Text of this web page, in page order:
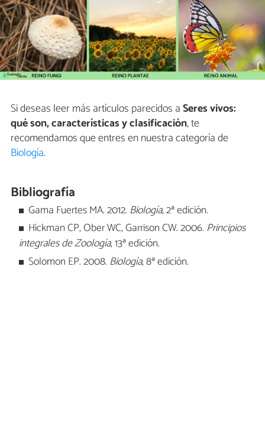
Si deseas leer más artículos parecidos aSeres vivos:
qué son, características y clasificación, te
recomendamos que entres en nuestra categoría de
Biología.
Bibliografía
Gama Fuertes MA. 2012. Biología, 2ª edición.
Hickman CP, Ober WC, Garrison CW. 2006. Principios
integrales de Zoología, 13ª edición.
Solomon EP. 2008. Biología, 8ª edición.